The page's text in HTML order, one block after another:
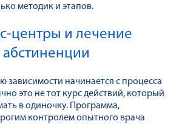
методик и этапов.
центры и лечение
абстиненции
зависимости начинается с процесса
это не тот курс действий, который
в одиночку. Программа,
контролем опытного врача